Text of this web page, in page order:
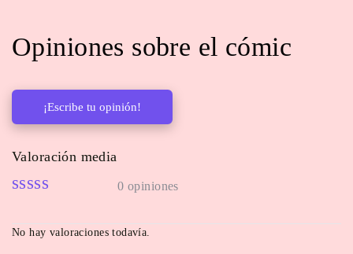
Opiniones sobre el cómic
¡Escribe tu opinión!
Valoración media
0 opiniones
No hay valoraciones todavía.